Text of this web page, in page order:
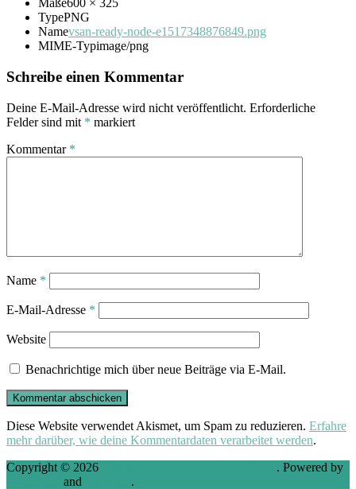
Maße600 × 325
TypePNG
Namevsan-ready-node-e1517348876849.png
MIME-Typimage/png
Schreibe einen Kommentar
Deine E-Mail-Adresse wird nicht veröffentlicht. Erforderliche
Felder sind mit * markiert
Kommentar *
Name *
E-Mail-Adresse *
Website
Benachrichtige mich über neue Beiträge via E-Mail.
Diese Website verwendet Akismet, um Spam zu reduzieren. Erfahre
mehr darüber, wie deine Kommentardaten verarbeitet werden.
Copyright © 2026
. Powered by
and .